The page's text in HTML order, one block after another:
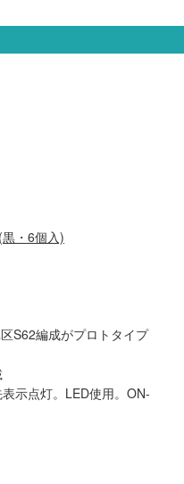
九州・沖縄
商品レビュー
LINEお友達登録
・6個入)
S62編成がプロトタイプ
示点灯。LED使用。ON-